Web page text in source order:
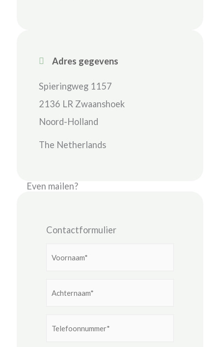
Adres gegevens
Spieringweg 1157
2136 LR Zwaanshoek
Noord-Holland
The Netherlands
Even mailen?
Contactformulier